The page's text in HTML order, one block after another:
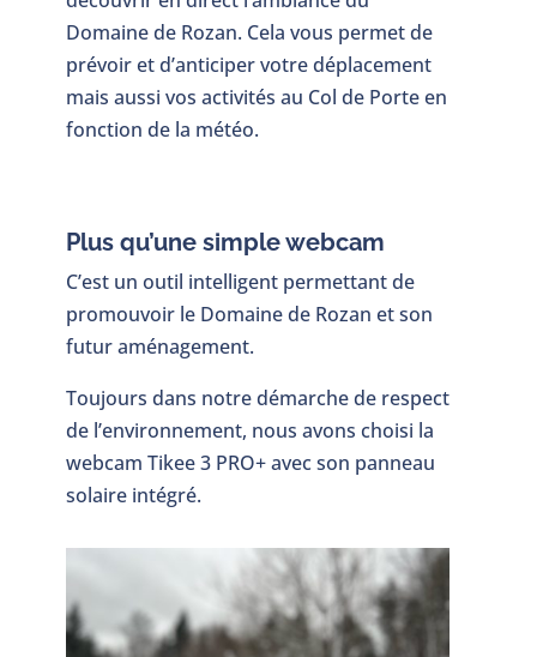
Domaine de Rozan. Cela vous permet de
prévoir et d’anticiper votre déplacement
mais aussi vos activités au Col de Porte en
fonction de la météo.
Plus qu’une simple webcam
C’est un outil intelligent permettant de
promouvoir le Domaine de Rozan et son
futur aménagement.
Toujours dans notre démarche de respect
de l’environnement, nous avons choisi la
webcam Tikee 3 PRO+ avec son panneau
solaire intégré.